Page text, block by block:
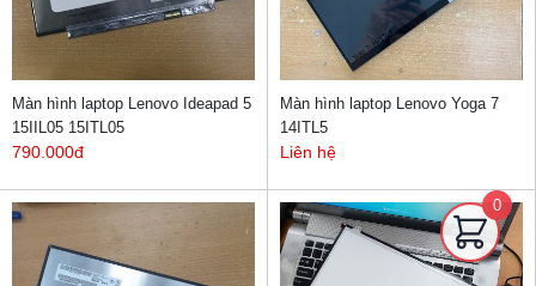
Màn hình laptop Lenovo Ideapad 5
15IIL05 15ITL05
790.000đ
Màn hình laptop Lenovo Yoga 7
14ITL5
Liên hệ
0